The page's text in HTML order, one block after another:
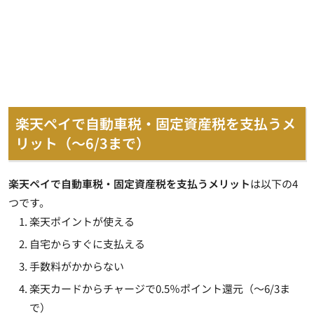
楽天ペイで自動車税・固定資産税を支払うメ
リット（～6/3まで）
楽天ペイで自動車税・固定資産税を支払うメリットは以下の4
つです。
楽天ポイントが使える
自宅からすぐに支払える
手数料がかからない
楽天カードからチャージで0.5％ポイント還元（～6/3ま
で）